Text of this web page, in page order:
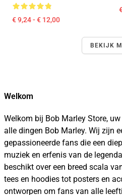
€ 9,24 - € 12,00
BEKIJK
Welkom
Welkom bij Bob Marley Store,
alle dingen Bob Marley. Wij zijn
gepassioneerde fans die een
muziek en erfenis van de
beschikt over een breed scala
tees en hoodies tot posters en
ontworpen om fans van alle